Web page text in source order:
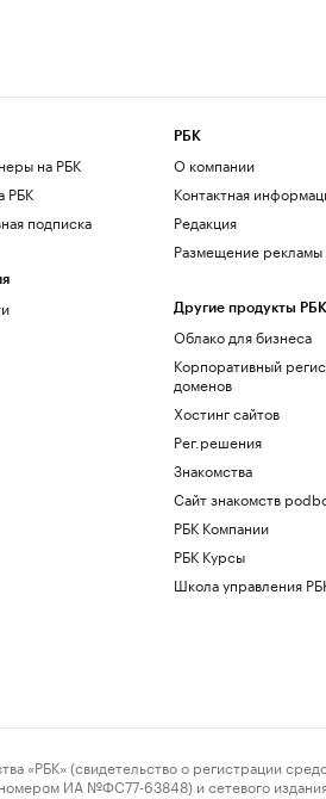
на РБК
РБК
подписка
РБК
О компании
Контактная
Редакция
Размещение рекламы
Другие продукты РБК
Облако для бизнеса
Корпоративный
доменов
Хостинг сайтов
Рег.решения
Знакомства
Сайт знакомств
РБК Компании
РБК Курсы
Школа управления
(свидетельство о регистрации
ИА №ФС77-63848) и сетевого